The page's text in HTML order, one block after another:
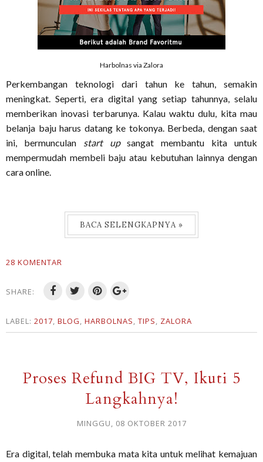
Harbolnas via Zalora
Perkembangan teknologi dari tahun ke tahun, semakin
meningkat. Seperti, era digital yang setiap tahunnya, selalu
memberikan inovasi terbarunya. Kalau waktu dulu, kita mau
belanja baju harus datang ke tokonya. Berbeda, dengan saat
ini, bermunculan start upsangat membantu kita untuk
mempermudah membeli baju atau kebutuhan lainnya dengan
cara online.
BACA SELENGKAPNYA »
28 KOMENTAR
SHARE:
LABEL: 2017, BLOG, HARBOLNAS, TIPS, ZALORA
Proses Refund BIG TV, Ikuti 5
Langkahnya!
MINGGU, 08 OKTOBER 2017
Era digital, telah membuka mata kita untuk melihat kemajuan